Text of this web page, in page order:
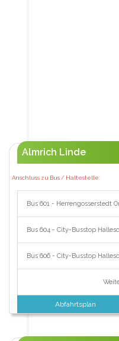
Almrich Linde
Anschluss zu Bus / Haltestelle:
Bus 601 - Herrengosserstedt
Bus 604 - City-Busstop
Bus 606 - City-Busstop
Abfahrtsplan